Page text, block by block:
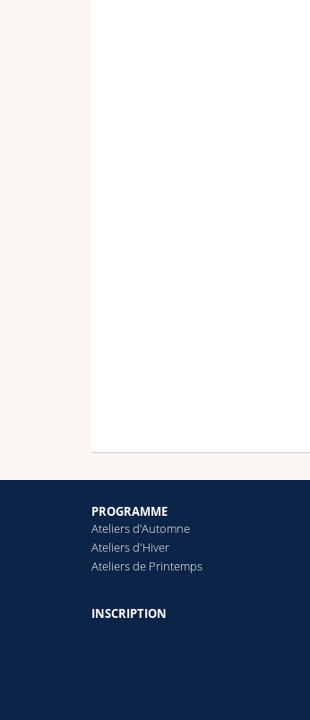
PROGRAMME
Ateliers d'Automne
Ateliers d'Hiver
Ateliers de Printemps
INSCRIPTION